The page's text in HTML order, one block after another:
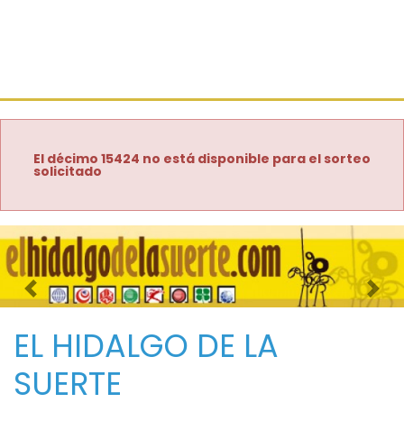
El décimo 15424 no está disponible para el sorteo
solicitado
Imagen anterior
EL HIDALGO DE LA
SUERTE